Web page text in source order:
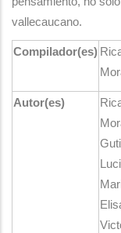
vallecaucano.
Compilador(es)​
Autor(es)​